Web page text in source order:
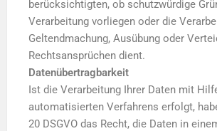
berücksichtigten, ob schutzwürdige
Verarbeitung vorliegen oder die
Geltendmachung, Ausübung oder
Rechtsansprüchen dient.
Datenübertragbarkeit
Ist die Verarbeitung Ihrer Daten mit
automatisierten Verfahrens erfolgt,
20 DSGVO das Recht, die Daten in